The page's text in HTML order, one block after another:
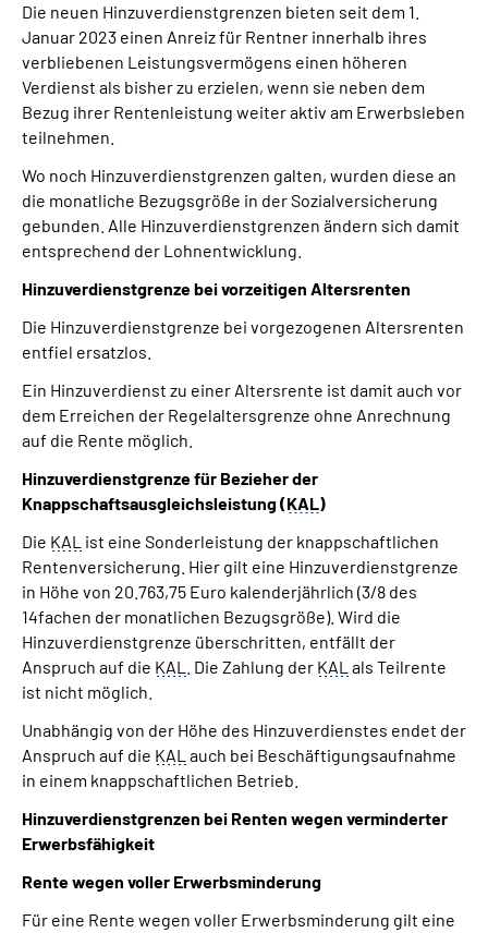
Die neuen Hinzuverdienstgrenzen bieten seit dem 1.
Januar 2023 einen Anreiz für Rentner innerhalb ihres
verbliebenen Leistungsvermögens einen höheren
Verdienst als bisher zu erzielen, wenn sie neben dem
Bezug ihrer Rentenleistung weiter aktiv am Erwerbsleben
teilnehmen.
Wo noch Hinzuverdienstgrenzen galten, wurden diese an
die monatliche Bezugsgröße in der Sozialversicherung
gebunden. Alle Hinzuverdienstgrenzen ändern sich damit
entsprechend der Lohnentwicklung.
Hinzuverdienstgrenze bei vorzeitigen Altersrenten
Die Hinzuverdienstgrenze bei vorgezogenen Altersrenten
entfiel ersatzlos.
Ein Hinzuverdienst zu einer Altersrente ist damit auch vor
dem Erreichen der Regelaltersgrenze ohne Anrechnung
auf die Rente möglich.
Hinzuverdienstgrenze für Bezieher der
Knappschaftsausgleichsleistung (KAL)
Die KAL ist eine Sonderleistung der knappschaftlichen
Rentenversicherung. Hier gilt eine Hinzuverdienstgrenze
in Höhe von 20.763,75 Euro kalenderjährlich (3/8 des
14fachen der monatlichen Bezugsgröße). Wird die
Hinzuverdienstgrenze überschritten, entfällt der
Anspruch auf die KAL . Die Zahlung der KAL als Teilrente
ist nicht möglich.
Unabhängig von der Höhe des Hinzuverdienstes endet der
Anspruch auf die KAL auch bei Beschäftigungsaufnahme
in einem knappschaftlichen Betrieb.
Hinzuverdienstgrenzen bei Renten wegen verminderter
Erwerbsfähigkeit
Rente wegen voller Erwerbsminderung
Für eine Rente wegen voller Erwerbsminderung gilt eine